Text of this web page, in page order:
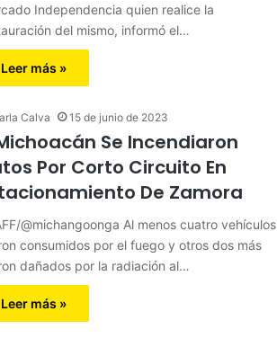
Independencia quien realice la
del mismo, informó el…
Leer más »
Calva 15 de junio de 2023
Se Incendiaron
Por Corto Circuito En
De Zamora
@michangoonga Al menos cuatro vehículos
consumidos por el fuego y otros dos más
dañados por la radiación al…
Leer más »